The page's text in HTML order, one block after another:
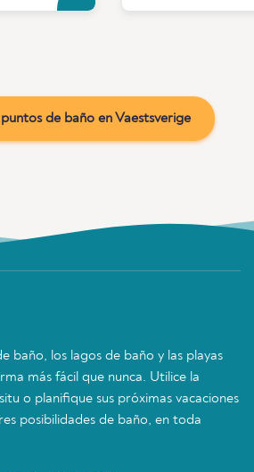
de baño en Vaestsverige
baño, los lagos de baño y las playas
más fácil que nunca. Utilice la
o planifique sus próximas vacaciones
posibilidades de baño, en toda